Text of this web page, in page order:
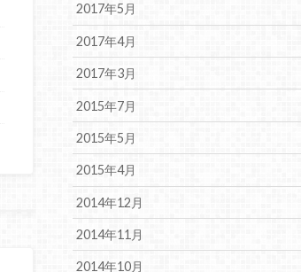
2017年5月
2017年4月
2017年3月
2015年7月
2015年5月
2015年4月
2014年12月
2014年11月
2014年10月